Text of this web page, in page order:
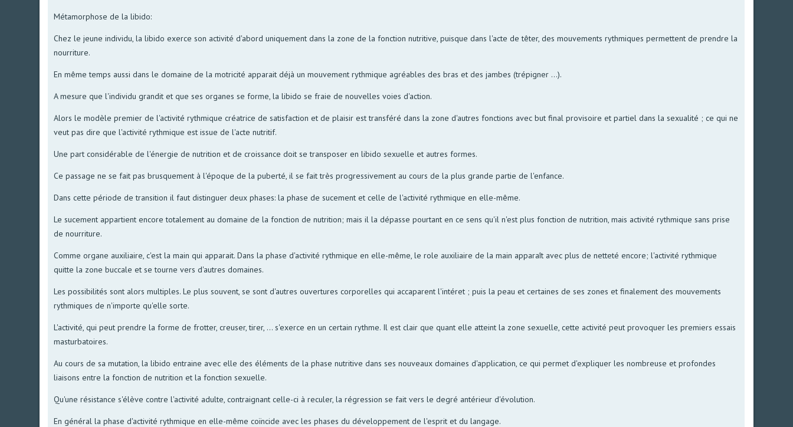
Métamorphose de la libido:
Chez le jeune individu, la libido exerce son activité d'abord uniquement dans la zone de la fonction nutritive, puisque dans l'acte de têter, des mouvements rythmiques permettent de prendre la
nourriture.
En même temps aussi dans le domaine de la motricité apparait déjà un mouvement rythmique agréables des bras et des jambes (trépigner ...).
A mesure que l'individu grandit et que ses organes se forme, la libido se fraie de nouvelles voies d'action.
Alors le modèle premier de l'activité rythmique créatrice de satisfaction et de plaisir est transféré dans la zone d'autres fonctions avec but final provisoire et partiel dans la sexualité ; ce qui ne
veut pas dire que l'activité rythmique est issue de l'acte nutritif.
Une part considérable de l'énergie de nutrition et de croissance doit se transposer en libido sexuelle et autres formes.
Ce passage ne se fait pas brusquement à l'époque de la puberté, il se fait très progressivement au cours de la plus grande partie de l'enfance.
Dans cette période de transition il faut distinguer deux phases: la phase de sucement et celle de l'activité rythmique en elle-même.
Le sucement appartient encore totalement au domaine de la fonction de nutrition; mais il la dépasse pourtant en ce sens qu'il n'est plus fonction de nutrition, mais activité rythmique sans prise
de nourriture.
Comme organe auxiliaire, c'est la main qui apparait. Dans la phase d'activité rythmique en elle-même, le role auxiliaire de la main apparaît avec plus de netteté encore; l'activité rythmique
quitte la zone buccale et se tourne vers d'autres domaines.
Les possibilités sont alors multiples. Le plus souvent, se sont d'autres ouvertures corporelles qui accaparent l'intéret ; puis la peau et certaines de ses zones et finalement des mouvements
rythmiques de n'importe qu'elle sorte.
L'activité, qui peut prendre la forme de frotter, creuser, tirer, ... s'exerce en un certain rythme. Il est clair que quant elle atteint la zone sexuelle, cette activité peut provoquer les premiers essais
masturbatoires.
Au cours de sa mutation, la libido entraine avec elle des éléments de la phase nutritive dans ses nouveaux domaines d'application, ce qui permet d'expliquer les nombreuse et profondes
liaisons entre la fonction de nutrition et la fonction sexuelle.
Qu'une résistance s'élève contre l'activité adulte, contraignant celle-ci à reculer, la régression se fait vers le degré antérieur d'évolution.
En général la phase d'activité rythmique en elle-même coïncide avec les phases du développement de l'esprit et du langage.